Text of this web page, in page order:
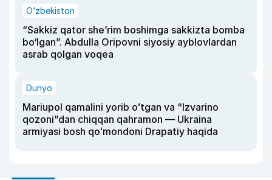
O‘zbekiston
“Sakkiz qator she’rim boshimga sakkizta bomba
bo‘lgan”. Abdulla Oripovni siyosiy ayblovlardan
asrab qolgan voqea
Dunyo
Mariupol qamalini yorib oʻtgan va “Izvarino
qozoni”dan chiqqan qahramon — Ukraina
armiyasi bosh qoʻmondoni Drapatiy haqida